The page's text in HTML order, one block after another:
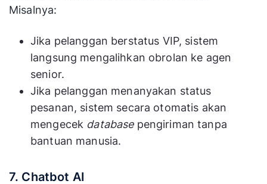
Misalnya:
Jika pelanggan berstatus VIP, sistem
langsung mengalihkan obrolan ke agen
senior.
Jika pelanggan menanyakan status
pesanan, sistem secara otomatis akan
mengecek databasepengiriman tanpa
bantuan manusia.
7. Chatbot AI